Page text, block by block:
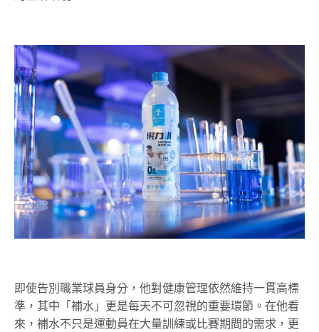
即使告別職業球員身分，他對健康管理依然維持一貫高標
準，其中「補水」更是每天不可忽視的重要環節。在他看
來，補水不只是運動員在大量訓練或比賽期間的需求，更